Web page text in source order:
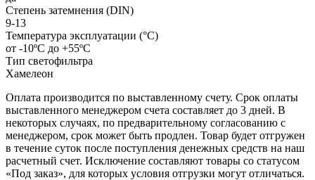
Степень затемнения (DIN)
9-13
Температура эксплуатации (°C)
от -10ºС до +55ºС
Тип светофильтра
Хамелеон
Оплата производится по выставленному счету. Срок оплаты
выставленного менеджером счета составляет до 3 дней. В
некоторых случаях, по предварительному согласованию с
менеджером, срок может быть продлен. Товар будет отгружен
в течение суток после поступления денежных средств на наш
расчетный счет. Исключение составляют товары со статусом
«Под заказ», для которых условия отгрузки могут отличаться.